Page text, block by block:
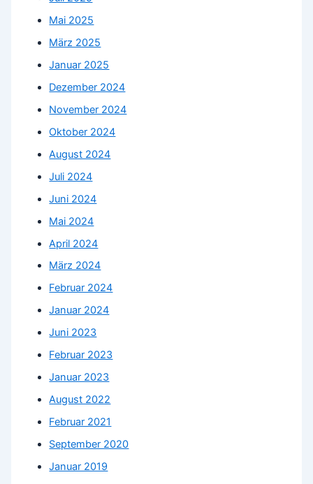
Mai 2025
März 2025
Januar 2025
Dezember 2024
November 2024
Oktober 2024
August 2024
Juli 2024
Juni 2024
Mai 2024
April 2024
März 2024
Februar 2024
Januar 2024
Juni 2023
Februar 2023
Januar 2023
August 2022
Februar 2021
September 2020
Januar 2019